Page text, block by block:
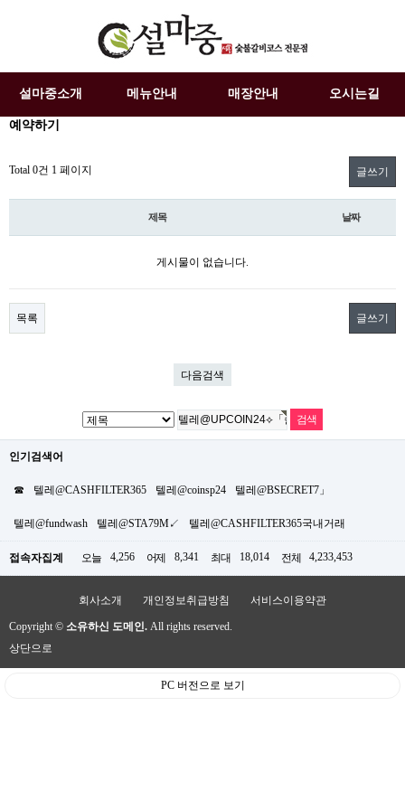
설마중소개 메뉴안내 매장안내 오시는길
예약하기
Total 0건 1 페이지 글쓰기
제목 날짜
게시물이 없습니다.
목록 글쓰기
다음검색
인기검색어
☎ 텔레@CASHFILTER365 텔레@coinsp24 텔레@BSECRET7」
텔레@fundwash 텔레@STA79M↙ 텔레@CASHFILTER365국내거래
접속자집계 오늘 4,256 어제 8,341 최대 18,014 전체 4,233,453
회사소개 개인정보취급방침 서비스이용약관
Copyright © 소유하신 도메인. All rights reserved.
상단으로
PC 버전으로 보기